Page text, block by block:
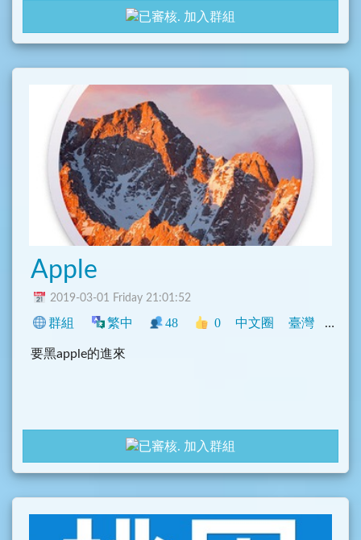
加入群組
Apple
2019-03-01 Friday 21:01:52
群組 繁中 48 0 中文圈 臺灣 閒聊
要黑apple的進來
加入群組